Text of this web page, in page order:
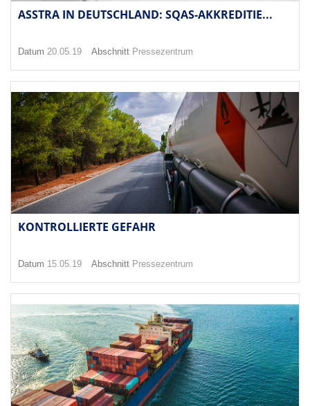
ASSTRA IN DEUTSCHLAND: SQAS-AKKREDITIE...
Datum 20.05.19 Abschnitt Pressezentrum
KONTROLLIERTE GEFAHR
Datum 15.05.19 Abschnitt Pressezentrum